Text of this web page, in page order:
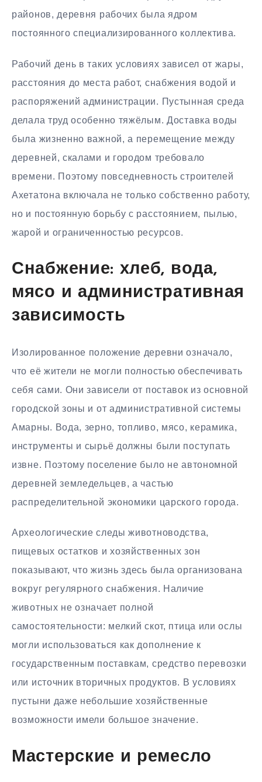
районов, деревня рабочих была ядром
постоянного специализированного коллектива.
Рабочий день в таких условиях зависел от жары,
расстояния до места работ, снабжения водой и
распоряжений администрации. Пустынная среда
делала труд особенно тяжёлым. Доставка воды
была жизненно важной, а перемещение между
деревней, скалами и городом требовало
времени. Поэтому повседневность строителей
Ахетатона включала не только собственно работу,
но и постоянную борьбу с расстоянием, пылью,
жарой и ограниченностью ресурсов.
Снабжение: хлеб, вода,
мясо и административная
зависимость
Изолированное положение деревни означало,
что её жители не могли полностью обеспечивать
себя сами. Они зависели от поставок из основной
городской зоны и от административной системы
Амарны. Вода, зерно, топливо, мясо, керамика,
инструменты и сырьё должны были поступать
извне. Поэтому поселение было не автономной
деревней земледельцев, а частью
распределительной экономики царского города.
Археологические следы животноводства,
пищевых остатков и хозяйственных зон
показывают, что жизнь здесь была организована
вокруг регулярного снабжения. Наличие
животных не означает полной
самостоятельности: мелкий скот, птица или ослы
могли использоваться как дополнение к
государственным поставкам, средство перевозки
или источник вторичных продуктов. В условиях
пустыни даже небольшие хозяйственные
возможности имели большое значение.
Мастерские и ремесло